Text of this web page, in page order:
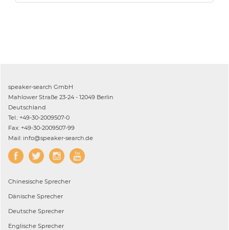
speaker-search GmbH
Mahlower Straße 23-24 - 12049 Berlin
Deutschland
Tel.: +49-30-2009507-0
Fax: +49-30-2009507-99
Mail: info@speaker-search.de
Chinesische Sprecher
Dänische Sprecher
Deutsche Sprecher
Englische Sprecher